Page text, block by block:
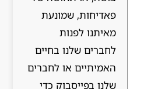
פאדיחות, שמונעת
מאיתנו לפנות
לחברים שלנו בחיים
האמיתיים או לחברים
שלנו בפייסבוק כדי